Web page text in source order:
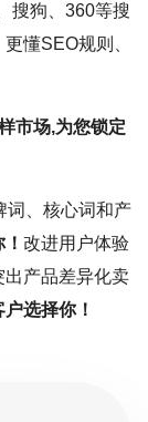
搜狗、360等搜
懂SEO规则、
市场,为您锁定
词、核心词和产
改进用户体验
产品差异化卖
户选择你！